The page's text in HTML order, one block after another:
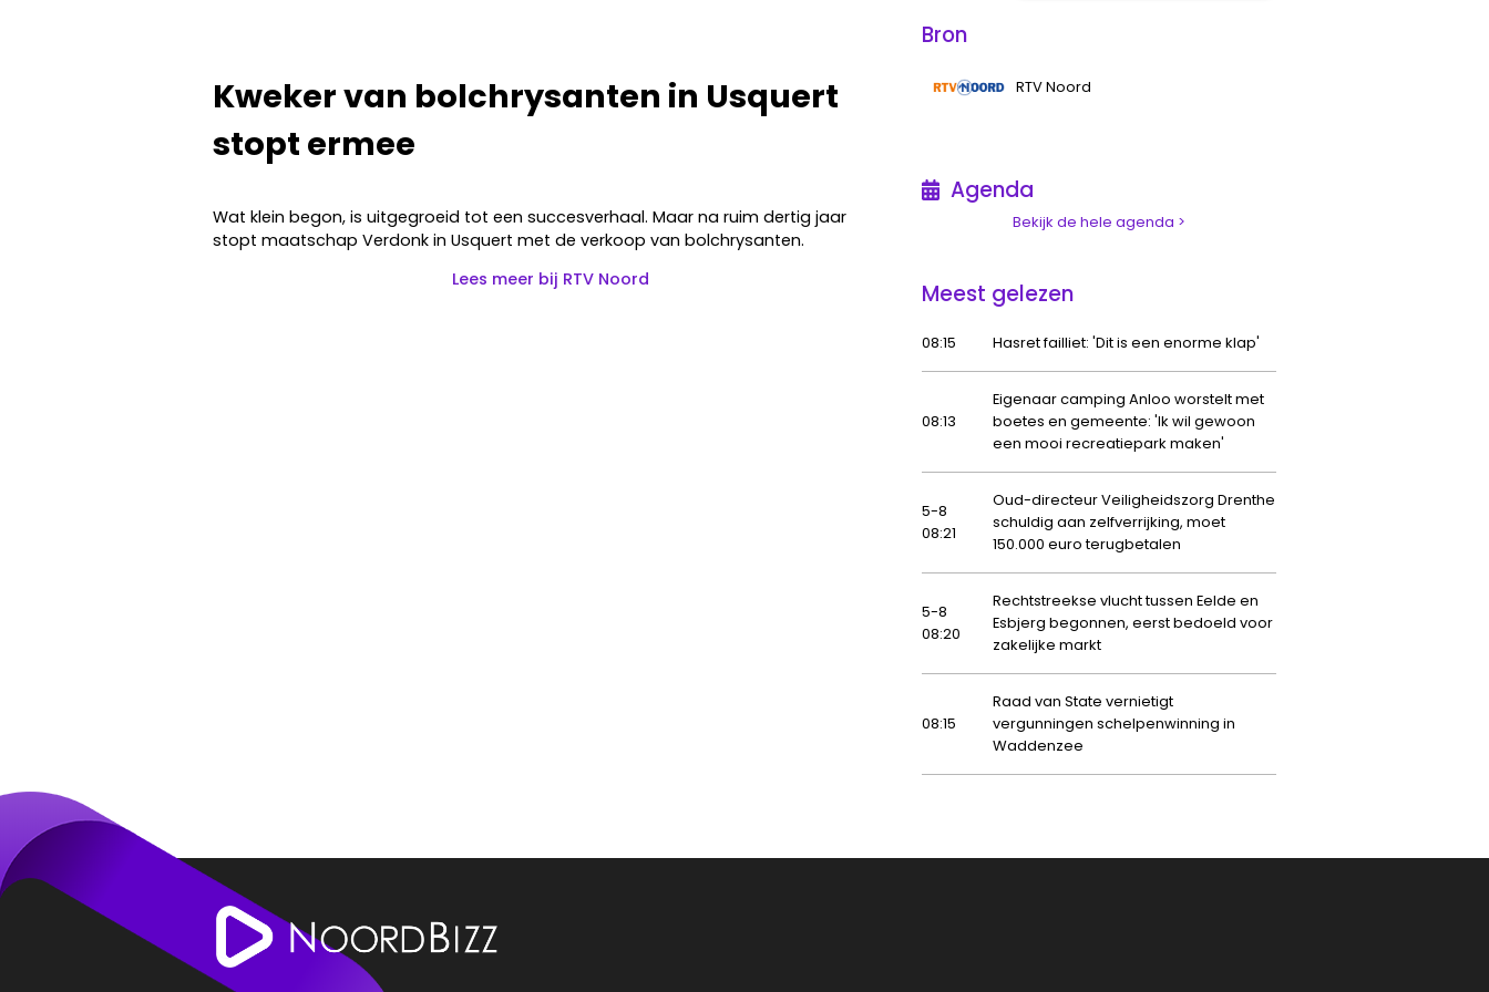
Kweker van bolchrysanten in Usquert
stopt ermee
Wat klein begon, is uitgegroeid tot een succesverhaal. Maar na ruim dertig jaar
stopt maatschap Verdonk in Usquert met de verkoop van bolchrysanten.
Lees meer bij RTV Noord
Bron
RTV Noord
Agenda
Bekijk de hele agenda >
Meest gelezen
08:15 Hasret failliet: 'Dit is een enorme klap'
08:13
Eigenaar camping Anloo worstelt met
boetes en gemeente: 'Ik wil gewoon
een mooi recreatiepark maken'
5-8
08:21
Oud-directeur Veiligheidszorg Drenthe
schuldig aan zelfverrijking, moet
150.000 euro terugbetalen
5-8
08:20
Rechtstreekse vlucht tussen Eelde en
Esbjerg begonnen, eerst bedoeld voor
zakelijke markt
08:15
Raad van State vernietigt
vergunningen schelpenwinning in
Waddenzee